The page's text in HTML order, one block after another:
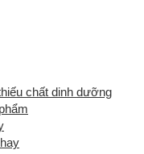
chất dinh dưỡng